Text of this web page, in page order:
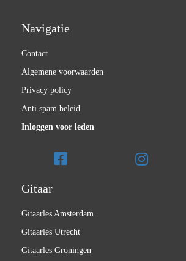
Navigatie
Contact
Algemene voorwaarden
Privacy policy
Anti spam beleid
Inloggen voor leden
Gitaar
Gitaarles Amsterdam
Gitaarles Utrecht
Gitaarles Groningen